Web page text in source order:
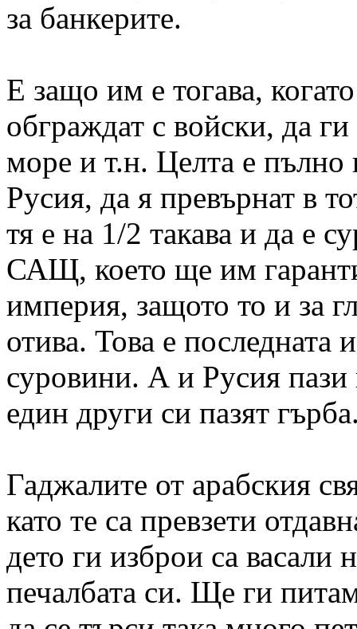
за банкерите.
Е защо им е тогава,
обграждат с войски, да
море и т.н. Целта е пълно
Русия, да я превърнат в
тя е на 1/2 такава и да е
САЩ, което ще им
империя, защото то и за
отива. Това е
суровини. А и Русия пази
един други си пазят
Гаджалите от арабския
като те са превзети
дето ги изброи са
печалбата си. Ще ги